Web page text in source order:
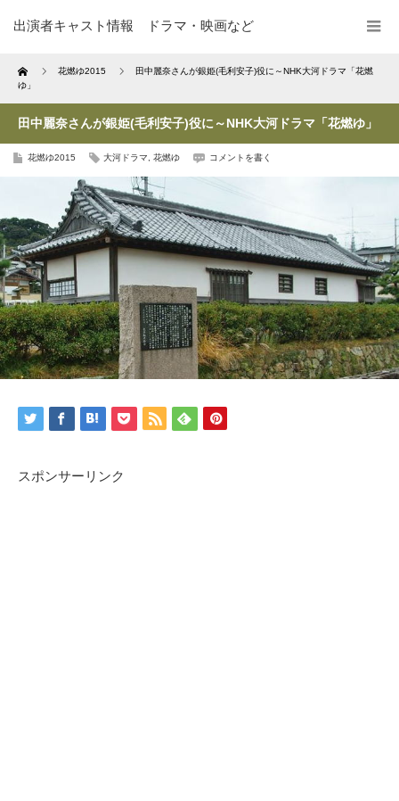
出演者キャスト情報 ドラマ・映画など
Home 花燃ゆ2015
田中麗奈さんが銀姫(毛利安子)役に～NHK大河ドラマ「花燃
ゆ」
田中麗奈さんが銀姫(毛利安子)役に～NHK大河ドラマ「花燃ゆ」
花燃ゆ2015 大河ドラマ 花燃ゆ コメントを書く
スポンサーリンク